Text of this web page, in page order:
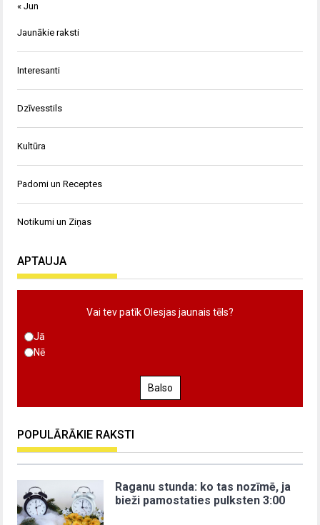
« Jun
Jaunākie raksti
Interesanti
Dzīvesstils
Kultūra
Padomi un Receptes
Notikumi un Ziņas
APTAUJA
Vai tev patīk Olesjas jaunais tēls?
Jā
Nē
Balso
POPULĀRĀKIE RAKSTI
Raganu stunda: ko tas nozīmē, ja
bieži pamostaties pulksten 3:00